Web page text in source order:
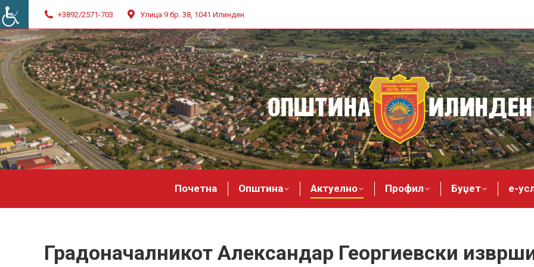
+3892/2571-703 Улица 9 бр. 38, 1041 Илинден
Почетна Општина Актуелно Профил Буџет е-
Градоначалникот Александар Георгиевски